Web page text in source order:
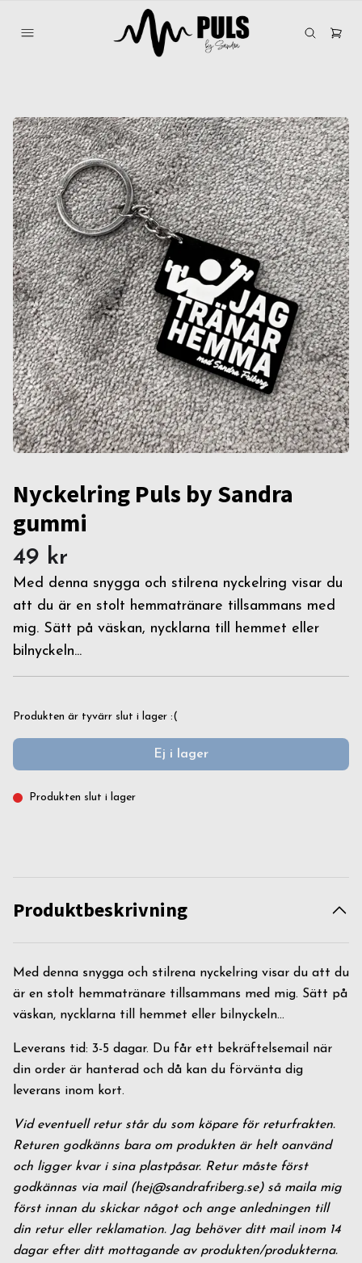
Nyckelring Puls by Sandra
gummi
49 kr
Med denna snygga och stilrena nyckelring visar du
att du är en stolt hemmatränare tillsammans med
mig. Sätt på väskan, nycklarna till hemmet eller
bilnyckeln...
Produkten är tyvärr slut i lager :(
Ej i lager
Produkten slut i lager
Produktbeskrivning
Med denna snygga och stilrena nyckelring visar du att du
är en stolt hemmatränare tillsammans med mig. Sätt på
väskan, nycklarna till hemmet eller bilnyckeln...
Leverans tid: 3-5 dagar. Du får ett bekräftelsemail när
din order är hanterad och då kan du förvänta dig
leverans inom kort.
Vid eventuell retur står du som köpare för returfrakten.
Returen godkänns bara om produkten är helt oanvänd
och ligger kvar i sina plastpåsar. Retur måste först
godkännas via mail (hej@sandrafriberg.se) så maila mig
först innan du skickar något och ange anledningen till
din retur eller reklamation. Jag behöver ditt mail inom 14
dagar efter ditt mottagande av produkten/produkterna.